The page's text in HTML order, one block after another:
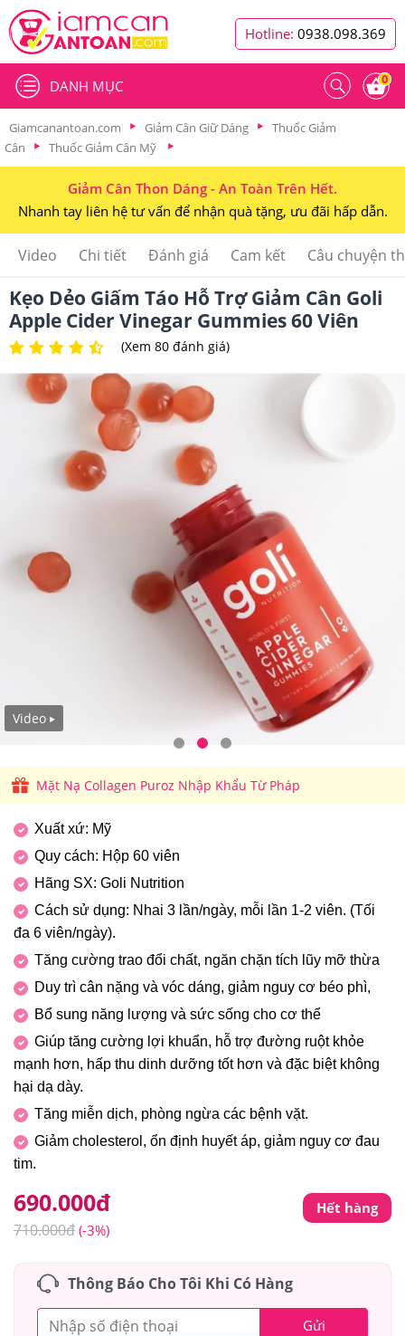
Hotline: 0938.098.369
0
DANH MỤC
Giamcanantoan.com Giảm Cân Giữ Dáng
Thuốc Giảm
Cân
Thuốc Giảm Cân Mỹ
Giảm Cân Thon Dáng - An Toàn Trên Hết.
Nhanh tay liên hệ tư vấn để nhận quà tặng, ưu đãi hấp dẫn.
Video Chi tiết Đánh giá Cam kết Câu chuyện
Kẹo Dẻo Giấm Táo Hỗ Trợ Giảm Cân Goli
Apple Cider Vinegar Gummies 60 Viên
(Xem 80 đánh giá)
Video
Mặt Nạ Collagen Puroz Nhập Khẩu Từ Pháp
Xuất xứ: Mỹ
Quy cách: Hộp 60 viên
Hãng SX: Goli Nutrition
Cách sử dụng: Nhai 3 lần/ngày, mỗi lần 1-2 viên. (Tối
đa 6 viên/ngày).
Tăng cường trao đổi chất, ngăn chặn tích lũy mỡ thừa
Duy trì cân nặng và vóc dáng, giảm nguy cơ béo phì,
Bổ sung năng lượng và sức sống cho cơ thể
Giúp tăng cường lợi khuẩn, hỗ trợ đường ruột khỏe
mạnh hơn, hấp thu dinh dưỡng tốt hơn và đặc biệt không
hại dạ dày.
Tăng miễn dịch, phòng ngừa các bệnh vặt.
Giảm cholesterol, ổn định huyết áp, giảm nguy cơ đau
tim.
690.000đ
710.000đ (-3%)
Hết hàng
Thông Báo Cho Tôi Khi Có Hàng
Gửi